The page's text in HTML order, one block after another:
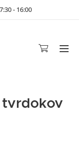
- 16:00
tvrdokov